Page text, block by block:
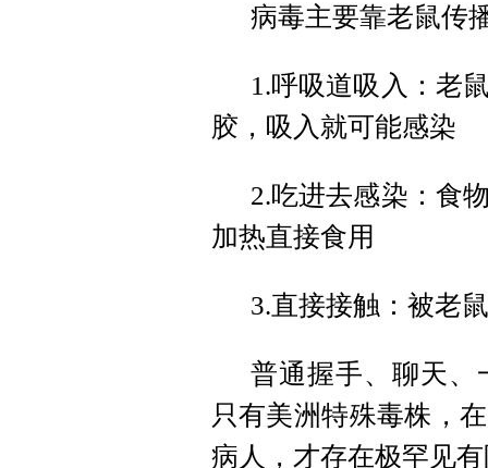
病毒主要靠老鼠传
1.呼吸道吸入：老
胶，吸入就可能感染
2.吃进去感染：食
加热直接食用
3.直接接触：被老
普通握手、聊天、
只有美洲特殊毒株，
病人，才存在极罕见